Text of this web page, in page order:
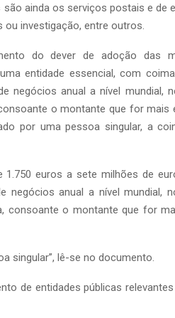
ainda os serviços postais e de
investigação, entre outros.
do dever de adoção das
entidade essencial, com
negócios anual a nível mundial,
o montante que for mais
por uma pessoa singular, a
euros a sete milhões de
negócios anual a nível mundial,
consoante o montante que for
singular”, lê-se no documento.
de entidades públicas